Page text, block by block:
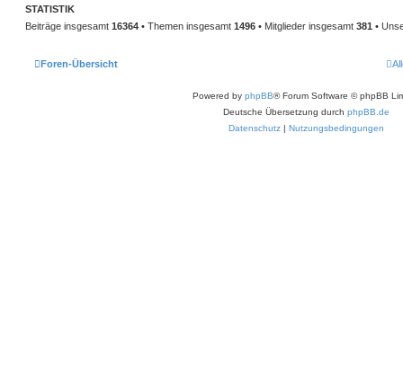
STATISTIK
Beiträge insgesamt 16364 • Themen insgesamt 1496 • Mitglieder insgesamt 381 •
Foren-Übersicht
Powered by phpBB® Forum Software © phpBB
Deutsche Übersetzung durch phpBB.de
Datenschutz | Nutzungsbedingungen